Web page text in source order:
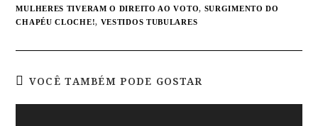
MULHERES TIVERAM O DIREITO AO VOTO, SURGIMENTO DO
CHAPÉU CLOCHE!, VESTIDOS TUBULARES
VOCÊ TAMBÉM PODE GOSTAR